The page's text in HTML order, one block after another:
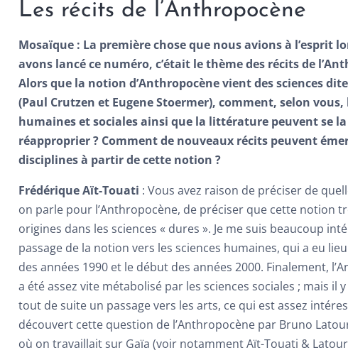
Les récits de l’Anthropocène
Mosaïque : La première chose que nous avions à l’esprit
avons lancé ce numéro, c’était le thème des récits de
Alors que la notion d’Anthropocène vient des sciences
(Paul Crutzen et Eugene Stoermer), comment, selon vous,
humaines et sociales ainsi que la littérature peuvent se la
réapproprier ? Comment de nouveaux récits peuvent
disciplines à partir de cette notion ?
Frédérique Aït-Touati : Vous avez raison de préciser de
on parle pour l’Anthropocène, de préciser que cette notion
origines dans les sciences « dures ». Je me suis beaucoup
passage de la notion vers les sciences humaines, qui a eu
des années 1990 et le début des années 2000. Finalement,
a été assez vite métabolisé par les sciences sociales ; mais il
tout de suite un passage vers les arts, ce qui est assez
découvert cette question de l’Anthropocène par Bruno
où on travaillait sur Gaïa (voir notamment Aït-Touati &